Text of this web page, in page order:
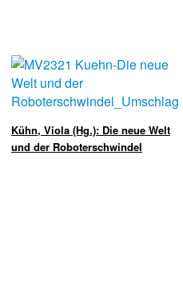
Kühn, Viola (Hg.): Die neue Welt
und der Roboterschwindel